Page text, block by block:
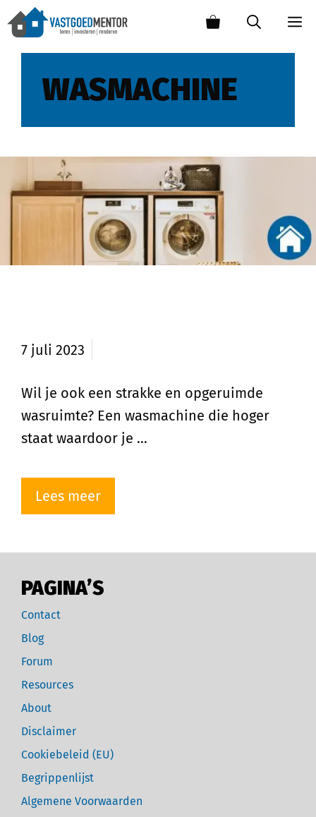
WASMACHINE
7 juli 2023
Wil je ook een strakke en opgeruimde
wasruimte? Een wasmachine die hoger
staat waardoor je …
Lees meer
PAGINA’S
Contact
Blog
Forum
Resources
About
Disclaimer
Cookiebeleid (EU)
Begrippenlijst
Algemene Voorwaarden